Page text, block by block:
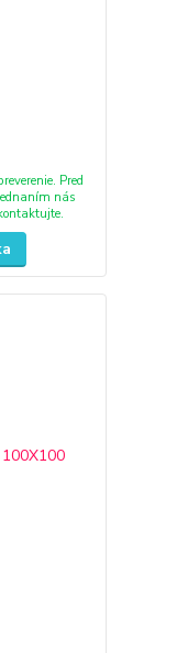
Pred
nás
kontaktujte.